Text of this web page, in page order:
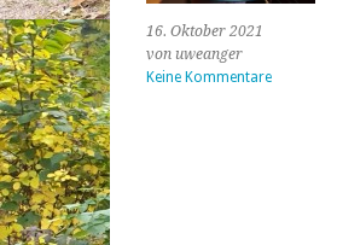
16. Oktober 2021
von uweanger
Keine Kommentare